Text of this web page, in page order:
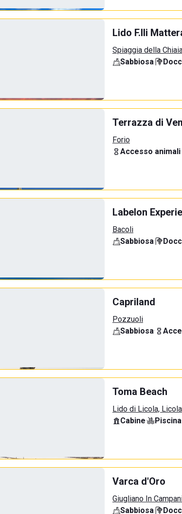
Lido F.lli
Spiaggia della
Sabbiosa·
Terrazza di
Forio
Accesso animali·
Labelon
Bacoli
Sabbiosa·
Capriland
Pozzuoli
Sabbiosa·
Toma Beach
Lido di Licola, Licola
Cabine· Piscina
Varca d'Oro
Giugliano In
Sabbiosa·